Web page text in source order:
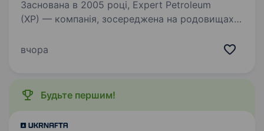
Заснована в 2005 році, Expert Petroleum
(XP) — компанія, зосереджена на родовищах
розробки, щоб зробити їх безпечнішими,
вчора
Будьте першим!